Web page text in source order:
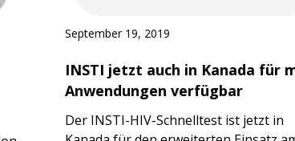
September 19, 2019
INSTI jetzt auch in Kanada für
Anwendungen verfügbar
Der INSTI-HIV-Schnelltest ist jetzt in